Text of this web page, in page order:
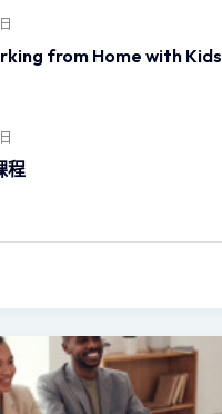
from Home with Kids
程